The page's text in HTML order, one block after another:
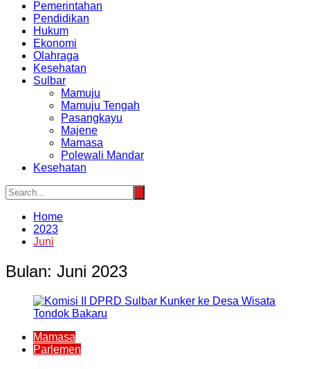
Pemerintahan
Pendidikan
Hukum
Ekonomi
Olahraga
Kesehatan
Sulbar
Mamuju
Mamuju Tengah
Pasangkayu
Majene
Mamasa
Polewali Mandar
Kesehatan
Home
2023
Juni
Bulan: Juni 2023
Mamasa
Parlemen